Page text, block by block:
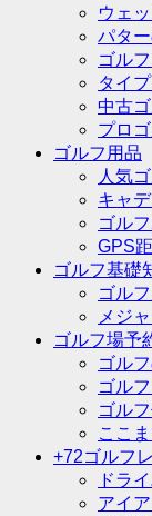
ウェ
パタ
ゴル
タイ
中古
プロ
ゴルフ用品
人気
キャ
ゴル
GPS
ゴルフ基礎
ゴル
メジ
ゴルフ場予
ゴル
ゴル
ゴル
ここ
+72ゴルフ
ドラ
アイ